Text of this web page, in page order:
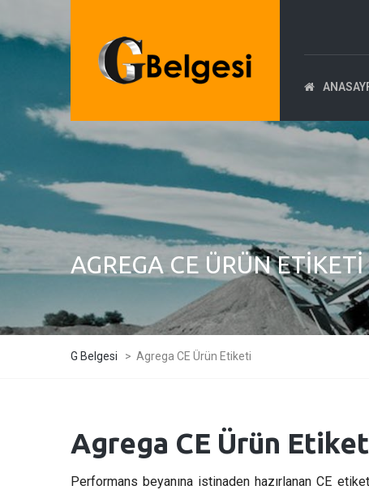
AGREGA CE ÜRÜN ETIKETI
G Belgesi > Agrega CE Ürün Etiketi
Agrega CE Ürün
Performans beyanına istinaden hazırlanan CE